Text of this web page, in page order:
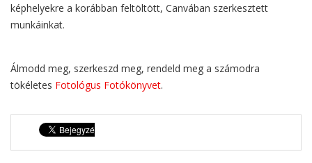
képhelyekre a korábban feltöltött, Canvában szerkesztett
munkáinkat.
Álmodd meg, szerkeszd meg, rendeld meg a számodra
tökéletes Fotológus Fotókönyvet.